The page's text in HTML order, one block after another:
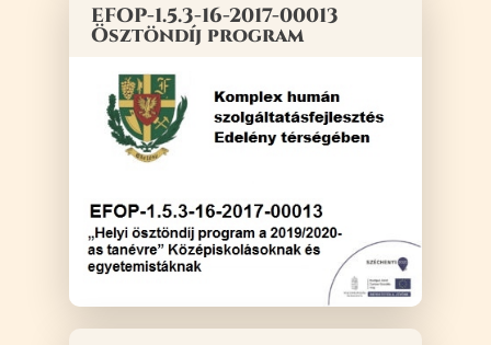
EFOP-1.5.3-16-2017-00013
Ösztöndíj program